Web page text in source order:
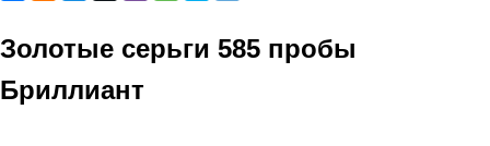
Золотые серьги 585 пробы
Бриллиант